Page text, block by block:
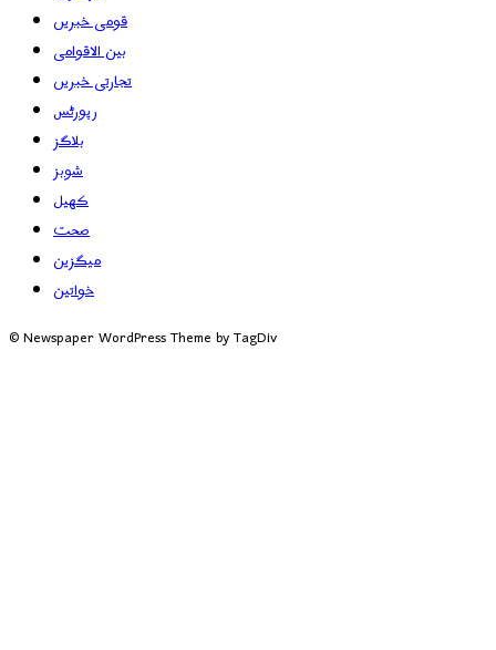
قومی خبریں
بین الاقوامی
تجارتی خبریں
رپورٹس
بلاگز
شوبز
کھیل
صحت
میگزین
خواتین
© Newspaper WordPress Theme by TagDiv